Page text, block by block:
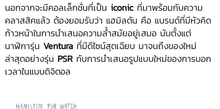
นอกจากจะมีคอลเล็กชั่นที่เป็น iconic ที่มาพร้อมกับความ
คลาสสิคแล้ว ต้องยอมรับว่า แฮมิลตัน คือ แบรนด์ที่มีหัวคิด
ก้าวหน้าในการนำเสนอความล้ำสมัยอยู่เสมอ นับตั้งแต่
นาฬิการุ่น Ventura ที่มีดีไซน์สุดเฉียบ มาจนถึงของใหม่
ล่าสุดอย่างรุ่น PSR กับการนำเสนอรูปแบบใหม่ของการบอก
เวลาในแบบดิจิตอล